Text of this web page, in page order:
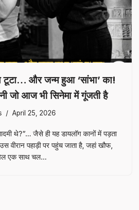
टूटा… और जन्म हुआ ‘सांभा’ का!
जो आज भी सिनेमा में गूंजती है
April 25, 2026
थे?”… जैसे ही यह डायलॉग कानों में पड़ता
वीरान पहाड़ी पर पहुंच जाता है, जहां खौफ,
एक साथ चल…